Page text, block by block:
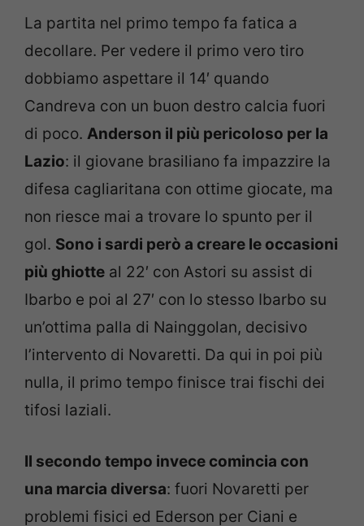
La partita nel primo tempo fa fatica a
decollare. Per vedere il primo vero tiro
dobbiamo aspettare il 14′ quando
Candreva con un buon destro calcia fuori
di poco. Anderson il più pericoloso per la
Lazio: il giovane brasiliano fa impazzire la
difesa cagliaritana con ottime giocate, ma
non riesce mai a trovare lo spunto per il
gol. Sono i sardi però a creare le occasioni
più ghiotte al 22′ con Astori su assist di
Ibarbo e poi al 27′ con lo stesso Ibarbo su
un’ottima palla di Nainggolan, decisivo
l’intervento di Novaretti. Da qui in poi più
nulla, il primo tempo finisce trai fischi dei
tifosi laziali.
Il secondo tempo invece comincia con
una marcia diversa: fuori Novaretti per
problemi fisici ed Ederson per Ciani e